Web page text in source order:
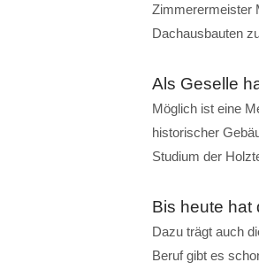
Zimmerermeister
Dachausbauten
Als Geselle
Möglich ist eine
historischer
Studium der
Bis heute hat
Dazu trägt auch
Beruf gibt es